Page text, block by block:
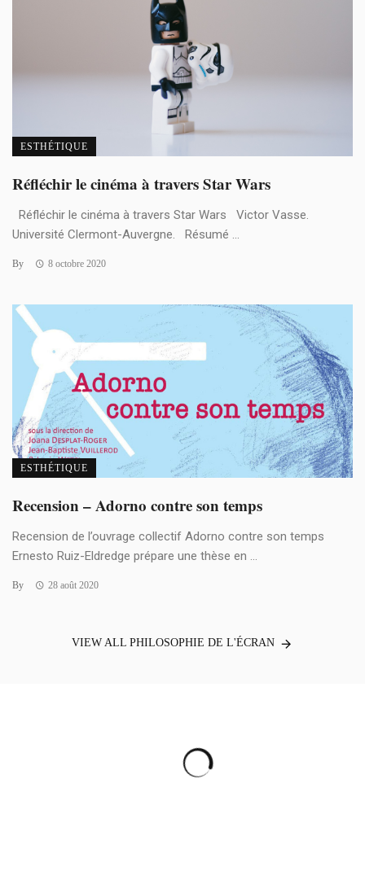
ESTHÉTIQUE
Réfléchir le cinéma à travers Star Wars
Réfléchir le cinéma à travers Star Wars Victor Vasse.
Université Clermont-Auvergne. Résumé ...
By 8 octobre 2020
ESTHÉTIQUE
Recension – Adorno contre son temps
Recension de l’ouvrage collectif Adorno contre son temps
Ernesto Ruiz-Eldredge prépare une thèse en ...
By 28 août 2020
VIEW ALL PHILOSOPHIE DE L'ÉCRAN